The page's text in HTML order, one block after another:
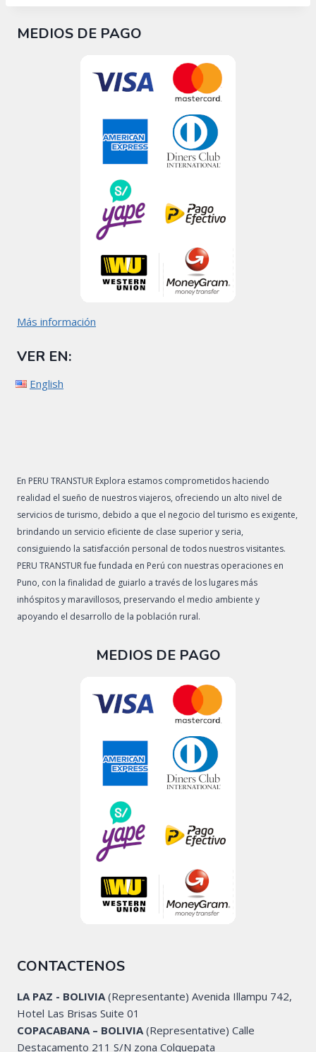
MEDIOS DE PAGO
Más información
VER EN:
English
En PERU TRANSTUR Explora estamos comprometidos haciendo
realidad el sueño de nuestros viajeros, ofreciendo un alto nivel de
servicios de turismo, debido a que el negocio del turismo es exigente,
brindando un servicio eficiente de clase superior y seria,
consiguiendo la satisfacción personal de todos nuestros visitantes.
PERU TRANSTUR fue fundada en Perú con nuestras operaciones en
Puno, con la finalidad de guiarlo a través de los lugares más
inhóspitos y maravillosos, preservando el medio ambiente y
apoyando el desarrollo de la población rural.
MEDIOS DE PAGO
CONTACTENOS
LA PAZ - BOLIVIA (Representante) Avenida Illampu 742,
Hotel Las Brisas Suite 01
COPACABANA – BOLIVIA (Representative) Calle
Destacamento 211 S/N zona Colquepata